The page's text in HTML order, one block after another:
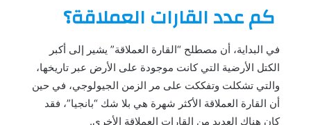
كم عدد القارات العملاقة؟
في البداية، أن مصطلح “القارة العملاقة” يشير إلى أكبر
الكتل الأرضية التي كانت موجودة على الأرض عبر تاريخها،
والتي تشكلت وتفككت على مر الزمن الجيولوجي، في حين
أن القارة العملاقة الأكثر شهرة هي بلا شك “بانجيا”، فقد
كان هناك العديد من القارات العملاقة الأخرى.